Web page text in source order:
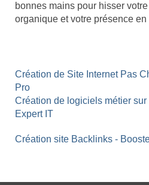
bonnes mains pour hisser
organique et votre présence en
Création de Site Internet Pas
Pro
Création de logiciels métier sur
Expert IT
Création site Backlinks -